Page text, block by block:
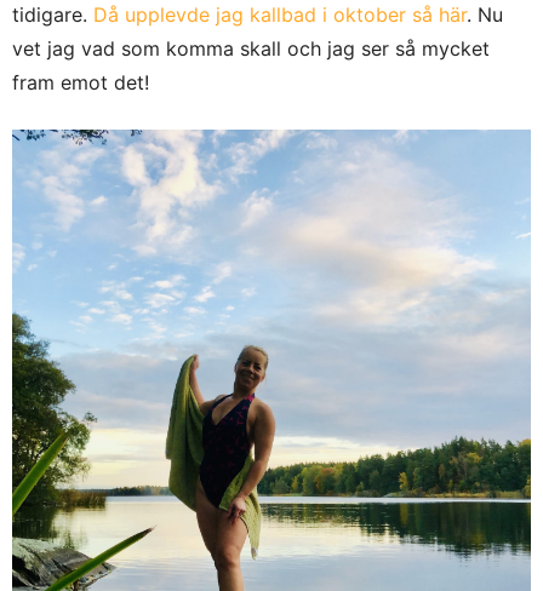
tidigare. Då upplevde jag kallbad i oktober så här. Nu
vet jag vad som komma skall och jag ser så mycket
fram emot det!